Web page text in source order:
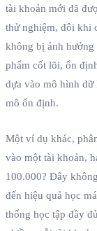
tài khoản mới đã
thử nghiệm, đôi khi
không bị ảnh
phẩm cốt lõi, ổn
dựa vào mô hình
mô ổn định.
Một ví dụ khác,
vào một tài khoản,
100.000? Đây
đến hiệu quả học
thống học tập đầy